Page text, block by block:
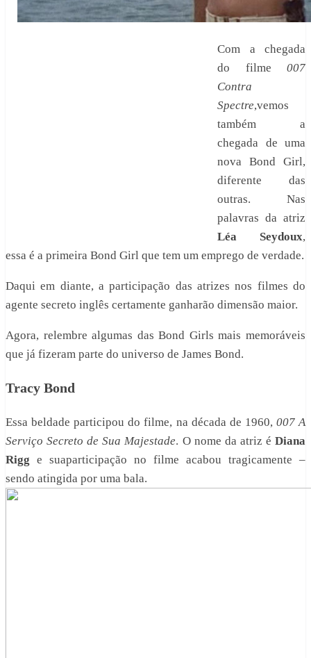
Com a chegada
do filme 007
Contra
Spectre,vemos
também a
chegada de uma
nova Bond Girl,
diferente das
outras. Nas
palavras da atriz
Léa Seydoux,
essa é a primeira Bond Girl que tem um emprego de verdade.
Daqui em diante, a participação das atrizes nos filmes do
agente secreto inglês certamente ganharão dimensão maior.
Agora, relembre algumas das Bond Girls mais memoráveis
que já fizeram parte do universo de James Bond.
Tracy Bond
Essa beldade participou do filme, na década de 1960, 007 A
Serviço Secreto de Sua Majestade. O nome da atriz éDiana
Rigg e suaparticipação no filme acabou tragicamente –
sendo atingida por uma bala.